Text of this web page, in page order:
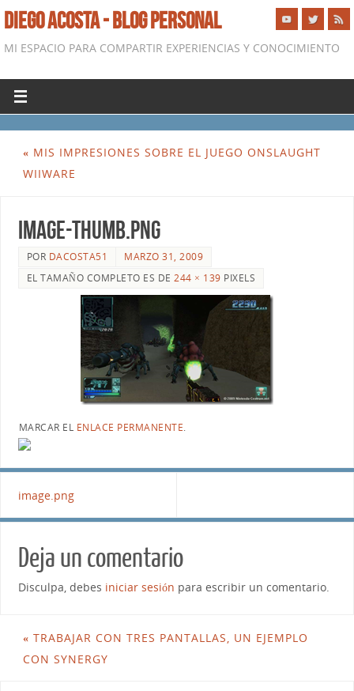
DIEGO ACOSTA - BLOG PERSONAL
MI ESPACIO PARA COMPARTIR EXPERIENCIAS Y CONOCIMIENTO
« MIS IMPRESIONES SOBRE EL JUEGO ONSLAUGHT
WIIWARE
image-thumb.png
POR DACOSTA51
MARZO 31, 2009
EL TAMAÑO COMPLETO ES DE244 × 139 PIXELS
MARCAR EL ENLACE PERMANENTE.
image.png
Deja un comentario
Disculpa, debes iniciar sesión para escribir un comentario.
« TRABAJAR CON TRES PANTALLAS, UN EJEMPLO
CON SYNERGY